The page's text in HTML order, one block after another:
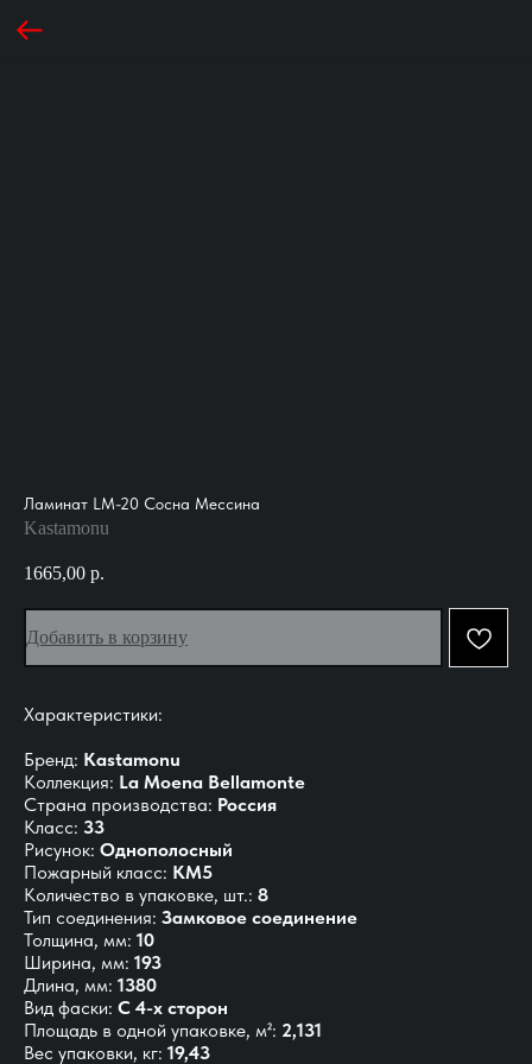
Ламинат LM-20 Сосна Мессина
Kastamonu
1665,00 р.
Добавить в корзину
Характеристики:
Бренд: Kastamonu
Коллекция: La Moena Bellamonte
Страна производства: Россия
Класс: 33
Рисунок: Однополосный
Пожарный класс: КМ5
Количество в упаковке, шт.: 8
Тип соединения: Замковое соединение
Толщина, мм: 10
Ширина, мм: 193
Длина, мм: 1380
Вид фаски: С 4-х сторон
Площадь в одной упаковке, м²: 2,131
Вес упаковки, кг: 19,43